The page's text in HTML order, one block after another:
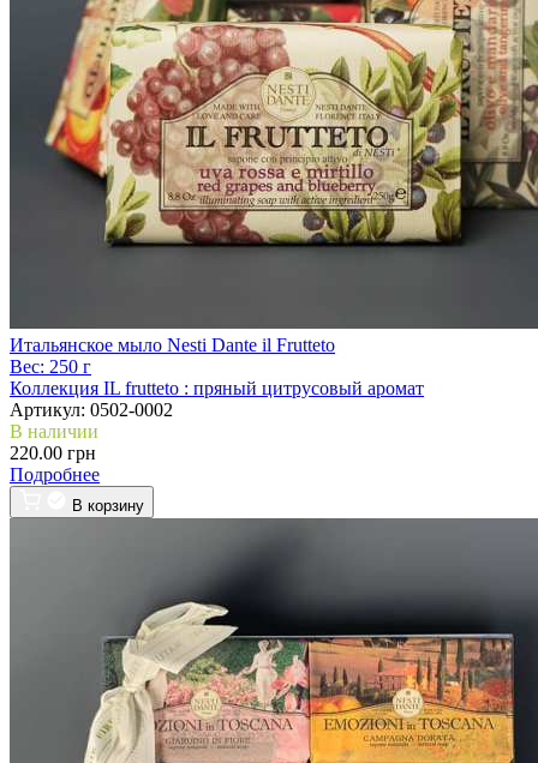
Итальянское мыло Nesti Dante il Frutteto
Вес: 250 г
Коллекция IL frutteto : пряный цитрусовый аромат
Артикул: 0502-0002
В наличии
220.00 грн
Подробнее
В корзину